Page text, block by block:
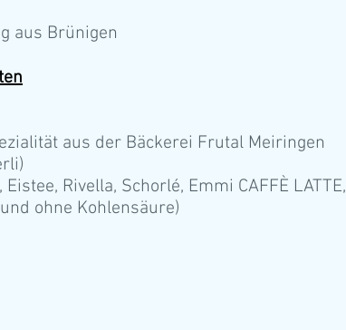
aus Brünigen
aus der Bäckerei Frutal Meiringen
Eistee, Rivella, Schorlé, Emmi CAFFÈ LATTE,
ohne Kohlensäure)